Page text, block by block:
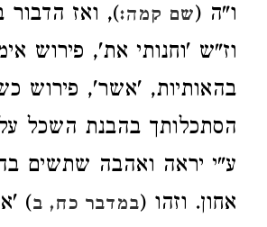
ו"ה (שם קמה:), ואז הדבור
וז"ש 'וחנותי את', פירוש
בהאותיות, 'אשר', פירוש
הסתכלותך בהבנת השכל
ע"י יראה ואהבה שתשים
אחון. וזהו (במדבר כח, ב)